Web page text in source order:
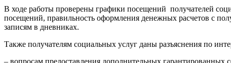
В ходе работы проверены графики посещений получателей
посещений, правильность оформления денежных расчетов с
записям в дневниках.
Также получателям социальных услуг даны разъяснения по